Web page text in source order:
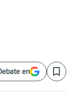
en Save